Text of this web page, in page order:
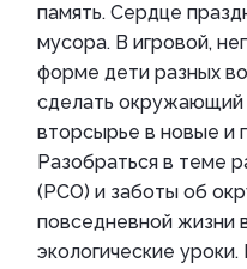
память. Сердце
мусора. В игровой,
форме дети разных
сделать окружающий
вторсырье в новые и
Разобраться в теме
(РСО) и заботы об
повседневной жизни
экологические